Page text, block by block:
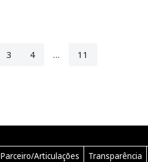
3 4 …
11
Parceiro/Articulações Transparência